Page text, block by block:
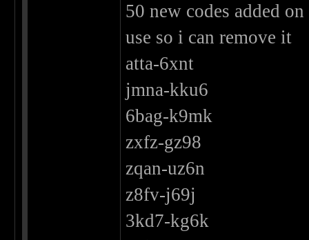
50 new codes added
use so i can remove it
atta-6xnt
jmna-kku6
6bag-k9mk
zxfz-gz98
zqan-uz6n
z8fv-j69j
3kd7-kg6k